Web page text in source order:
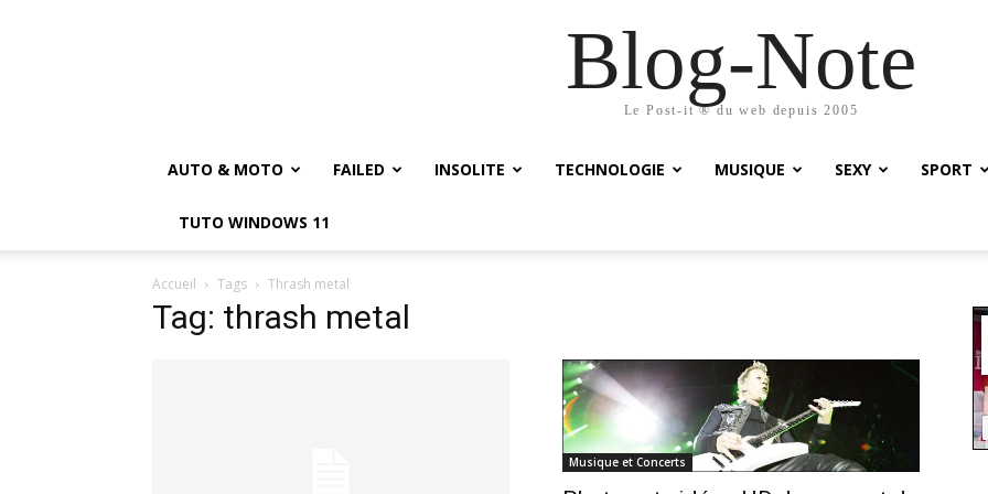
Blog-Note
Le Post-it ® du web depuis 2005
AUTO & MOTO FAILED INSOLITE TECHNOLOGIE MUSIQUE SEXY SPORT
TUTO WINDOWS 11
Accueil Tags Thrash metal
Tag: thrash metal
Musique et Concerts